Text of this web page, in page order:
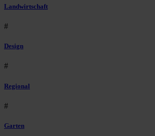
Landwirtschaft
#
Design
#
Regional
#
Garten